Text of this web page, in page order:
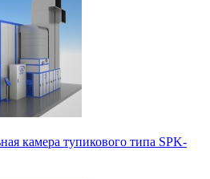
камера тупикового типа SPK-